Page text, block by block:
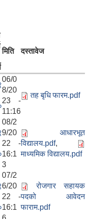
मिति दस्तावेज
06/0
8/20
23 -
11:16
तह बृधि फारम.pdf
08/2
9/20
22 -
16:1
3
आधारभूत
विद्यालय.pdf,
माध्यमिक विद्यालय.pdf
07/2
6/20
22 -
16:1
रोजगार सहायक
पदको आवेदन
फाराम.pdf